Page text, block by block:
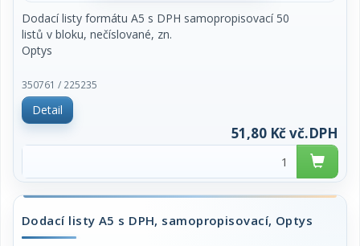
Dodací listy formátu A5 s DPH samopropisovací 50
listů v bloku, nečíslované, zn.
Optys
350761 / 225235
Detail
51,80 Kč vč.DPH
Dodací listy A5 s DPH, samopropisovací, Optys